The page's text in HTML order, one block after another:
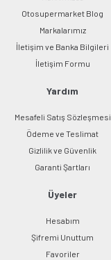
Otosupermarket Blog
Markalarımız
İletişim ve Banka Bilgileri
İletişim Formu
Yardım
Mesafeli Satış Sözleşmesi
Ödeme ve Teslimat
Gizlilik ve Güvenlik
Garanti Şartları
Üyeler
Hesabım
Şifremi Unuttum
Favoriler